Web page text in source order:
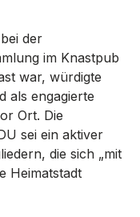
der
im Knastpub
war, würdigte
als engagierte
Ort. Die
sei ein aktiver
die sich „mit
Heimatstadt